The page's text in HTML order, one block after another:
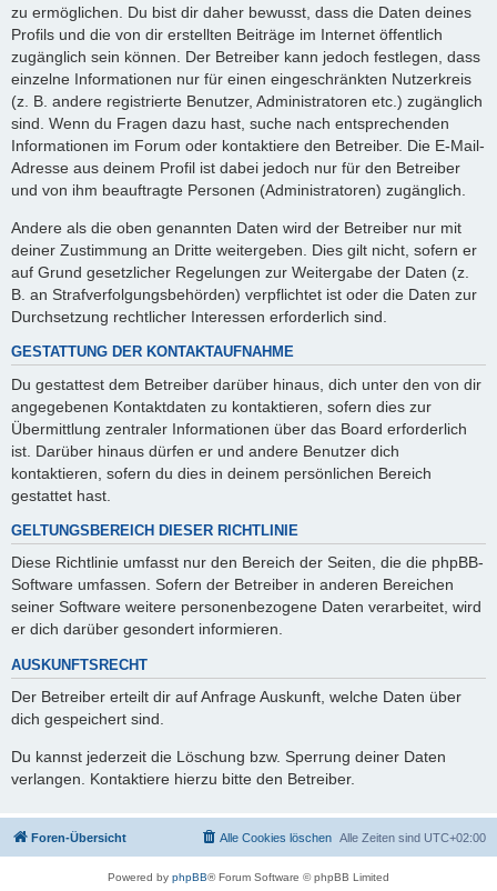
zu ermöglichen. Du bist dir daher bewusst, dass die Daten deines
Profils und die von dir erstellten Beiträge im Internet öffentlich
zugänglich sein können. Der Betreiber kann jedoch festlegen, dass
einzelne Informationen nur für einen eingeschränkten Nutzerkreis
(z. B. andere registrierte Benutzer, Administratoren etc.) zugänglich
sind. Wenn du Fragen dazu hast, suche nach entsprechenden
Informationen im Forum oder kontaktiere den Betreiber. Die E-Mail-
Adresse aus deinem Profil ist dabei jedoch nur für den Betreiber
und von ihm beauftragte Personen (Administratoren) zugänglich.
Andere als die oben genannten Daten wird der Betreiber nur mit
deiner Zustimmung an Dritte weitergeben. Dies gilt nicht, sofern er
auf Grund gesetzlicher Regelungen zur Weitergabe der Daten (z.
B. an Strafverfolgungsbehörden) verpflichtet ist oder die Daten zur
Durchsetzung rechtlicher Interessen erforderlich sind.
GESTATTUNG DER KONTAKTAUFNAHME
Du gestattest dem Betreiber darüber hinaus, dich unter den von dir
angegebenen Kontaktdaten zu kontaktieren, sofern dies zur
Übermittlung zentraler Informationen über das Board erforderlich
ist. Darüber hinaus dürfen er und andere Benutzer dich
kontaktieren, sofern du dies in deinem persönlichen Bereich
gestattet hast.
GELTUNGSBEREICH DIESER RICHTLINIE
Diese Richtlinie umfasst nur den Bereich der Seiten, die die phpBB-
Software umfassen. Sofern der Betreiber in anderen Bereichen
seiner Software weitere personenbezogene Daten verarbeitet, wird
er dich darüber gesondert informieren.
AUSKUNFTSRECHT
Der Betreiber erteilt dir auf Anfrage Auskunft, welche Daten über
dich gespeichert sind.
Du kannst jederzeit die Löschung bzw. Sperrung deiner Daten
verlangen. Kontaktiere hierzu bitte den Betreiber.
Foren-Übersicht Alle Zeiten sind UTC+02:00
Alle Cookies löschen
Powered by phpBB® Forum Software © phpBB Limited